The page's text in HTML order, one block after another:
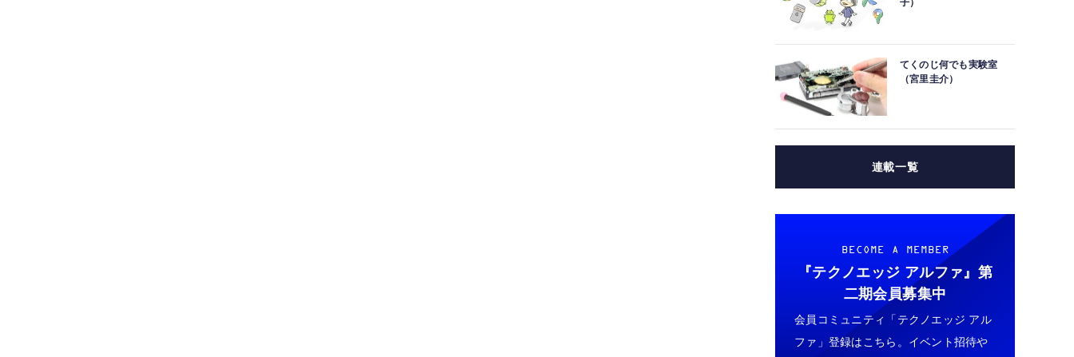
子）
てくのじ何でも実験室
（宮里圭介）
連載一覧
BECOME A MEMBER
『テクノエッジ アルファ』 第
二期会員募集中
会員コミュニティ「テクノエッジ アル
ファ」登録はこちら。イベント招待や